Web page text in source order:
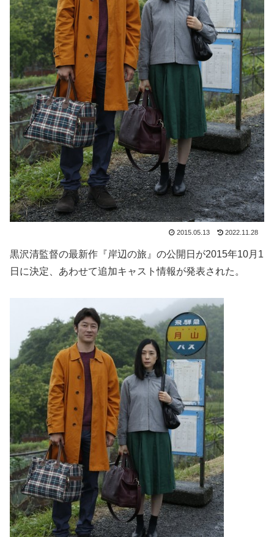
2015.05.13 2022.11.28
黒沢清監督の最新作『岸辺の旅』の公開日が2015年10月1
日に決定、あわせて追加キャスト情報が発表された。